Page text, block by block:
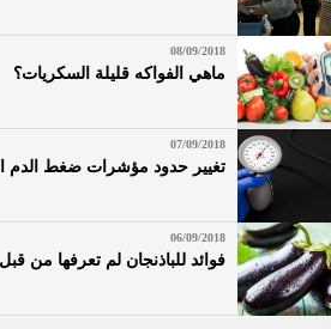
08/09/2018
ماهي الفواكه قليلة السكريات؟
07/09/2018
تغيير حدود مؤشرات ضغط الدم
06/09/2018
فوائد للباذنجان لم تعرفها من قبل